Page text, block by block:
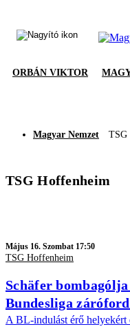
ORBÁN VIKTOR
Magyar Nemzet TSG
TSG Hoffenheim
Május 16. Szombat 17:50
TSG Hoffenheim
Schäfer
Bundesliga
A BL-indulást érő helyekért